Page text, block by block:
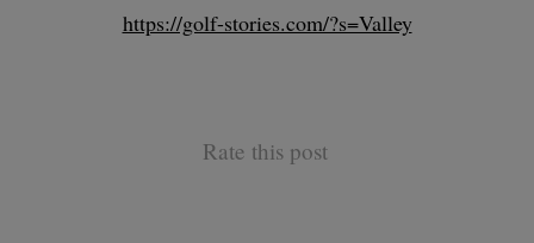
https://golf-stories.com/?s=Valley
Rate this post